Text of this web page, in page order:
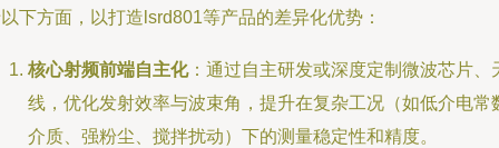
下方面，以打造lsrd801等产品的差异化优势：
核心射频前端自主化：通过自主研发或深度定制微波芯片、
线，优化发射效率与波束角，提升在复杂工况（如低介电常
介质、强粉尘、搅拌扰动）下的测量稳定性和精度。